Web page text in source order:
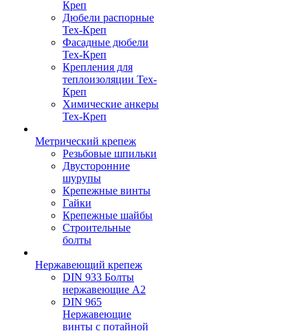
Креп
Дюбели распорные
Тех-Креп
Фасадные дюбели
Тех-Креп
Крепления для
теплоизоляции Тех-
Креп
Химические анкеры
Тех-Креп
Метрический крепеж
Резьбовые шпильки
Двусторонние
шурупы
Крепежные винты
Гайки
Крепежные шайбы
Строительные
болты
Нержавеющий крепеж
DIN 933 Болты
нержавеющие А2
DIN 965
Нержавеющие
винты с потайной